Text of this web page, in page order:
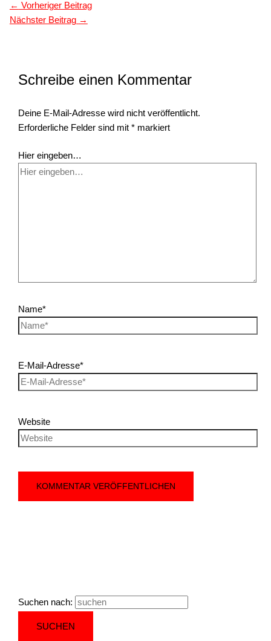
← Vorheriger Beitrag
Nächster Beitrag →
Schreibe einen Kommentar
Deine E-Mail-Adresse wird nicht veröffentlicht.
Erforderliche Felder sind mit* markiert
Hier eingeben…
Name*
E-Mail-Adresse*
Website
Suchen nach: